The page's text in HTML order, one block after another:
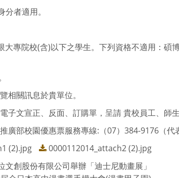
者適用。
大專院校(含)以下之學生。下列資格不適用：碩
相關訊息於貴單位。
子文宣正、反面、訂購單，呈請 貴校員工、師
廣部校園優惠票服務專線:（07）384-9176（
(2).jpg
0000112014_attach2 (2).jpg
文創股份有限公司舉辦「迪士尼動畫展」